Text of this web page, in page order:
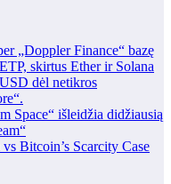
„Doppler Finance“ bazę
skirtus Ether ir Solana
dėl netikros
Space“ išleidžia didžiausią
Bitcoin’s Scarcity Case